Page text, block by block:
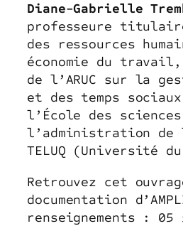
Diane-Gabrielle
professeure
des ressources
économie du
de l’ARUC sur la
et des temps
l’École des
l’administration de
TELUQ (Université
Retrouvez cet
documentation
renseignements : 05